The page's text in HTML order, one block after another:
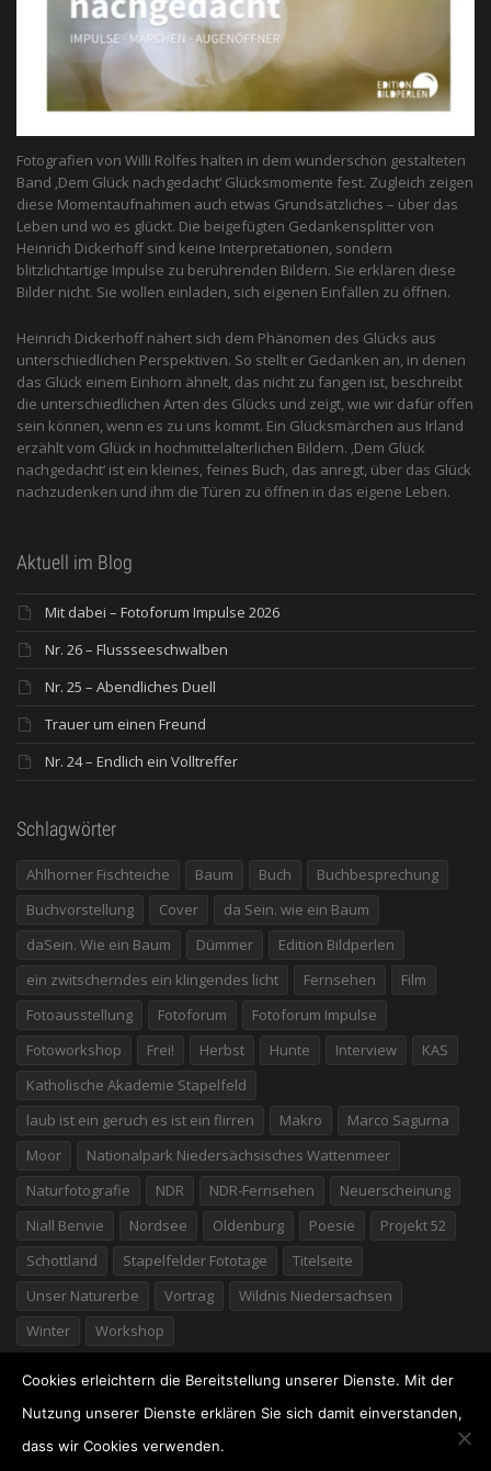
Fotografien von Willi Rolfes halten in dem wunderschön gestalteten
Band ‚Dem Glück nachgedacht‘ Glücksmomente fest. Zugleich zeigen
diese Momentaufnahmen auch etwas Grundsätzliches – über das
Leben und wo es glückt. Die beigefügten Gedankensplitter von
Heinrich Dickerhoff sind keine Interpretationen, sondern
blitzlichtartige Impulse zu berührenden Bildern. Sie erklären diese
Bilder nicht. Sie wollen einladen, sich eigenen Einfällen zu öffnen.
Heinrich Dickerhoff nähert sich dem Phänomen des Glücks aus
unterschiedlichen Perspektiven. So stellt er Gedanken an, in denen
das Glück einem Einhorn ähnelt, das nicht zu fangen ist, beschreibt
die unterschiedlichen Arten des Glücks und zeigt, wie wir dafür offen
sein können, wenn es zu uns kommt. Ein Glücksmärchen aus Irland
erzählt vom Glück in hochmittelalterlichen Bildern. ‚Dem Glück
nachgedacht‘ ist ein kleines, feines Buch, das anregt, über das Glück
nachzudenken und ihm die Türen zu öffnen in das eigene Leben.
Aktuell im Blog
Mit dabei – Fotoforum Impulse 2026
Nr. 26 – Flussseeschwalben
Nr. 25 – Abendliches Duell
Trauer um einen Freund
Nr. 24 – Endlich ein Volltreffer
Schlagwörter
Ahlhorner Fischteiche Baum Buch
Buchbesprechung
Buchvorstellung
Cover
da Sein. wie ein Baum
daSein. Wie ein Baum
Dümmer
Edition Bildperlen
ein zwitscherndes ein klingendes licht
Fernsehen
Film
Fotoausstellung
Fotoforum
Fotoforum Impulse
Fotoworkshop
Frei! Herbst Hunte Interview
KAS
Katholische Akademie Stapelfeld
laub ist ein geruch es ist ein flirren
Makro
Marco Sagurna
Moor
Nationalpark Niedersächsisches Wattenmeer
Naturfotografie
NDR NDR-Fernsehen
Neuerscheinung
Niall Benvie
Nordsee Oldenburg Poesie
Projekt 52
Schottland
Stapelfelder Fototage
Titelseite
Unser Naturerbe
Vortrag
Wildnis Niedersachsen
Winter
Workshop
Cookies erleichtern die Bereitstellung unserer Dienste. Mit der
Nutzung unserer Dienste erklären Sie sich damit einverstanden,
dass wir Cookies verwenden.